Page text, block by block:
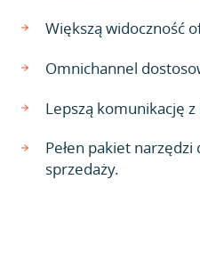
Większą widoczność
Omnichannel
Lepszą komunikację
Pełen pakiet narzędzi
sprzedaży.